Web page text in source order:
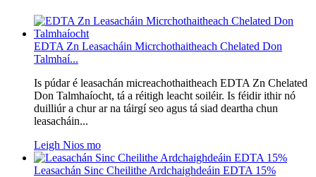
EDTA Zn Leasacháin Micrchothaitheach Chelated Don
Talmhaí...
Is púdar é leasachán micreachothaitheach EDTA Zn Chelated
Don Talmhaíocht, tá a réitigh leacht soiléir. Is féidir ithir nó
duilliúr a chur ar na táirgí seo agus tá siad deartha chun
leasacháin...
Leigh Nios mo
Leasachán Sinc Cheilithe Ardchaighdeáin EDTA 15%